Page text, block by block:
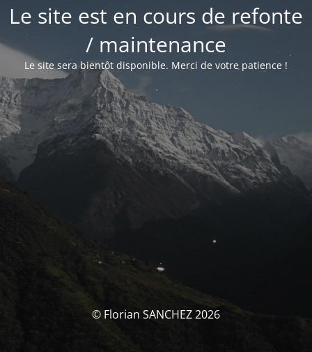
Le site est en cours de refonte
/ maintenance
Le site sera bientôt disponible. Merci de votre patience !
© Florian SANCHEZ 2026